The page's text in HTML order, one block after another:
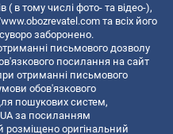
( в тому числі фото- та відео-),
та всіх його
заборонено.
письмового дозволу
посилання на сайт
отриманні письмового
обов'язкового
пошукових систем,
за посиланням
розміщено оригінальний